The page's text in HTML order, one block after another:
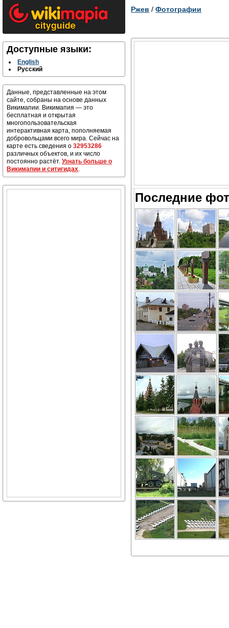
Доступные языки:
English
Русский
Данные, представленные на этом
сайте, собраны на основе данных
Викимапии. Викимапия — это
бесплатная и открытая
многопользовательская
интерактивная карта, пополняемая
добровольцами всего мира. Сейчас на
карте есть сведения о32953286
различных объектов, и их число
постоянно растёт.Узнать больше о
Викимапии и ситигидах.
Ржев /Фотографии
Последние